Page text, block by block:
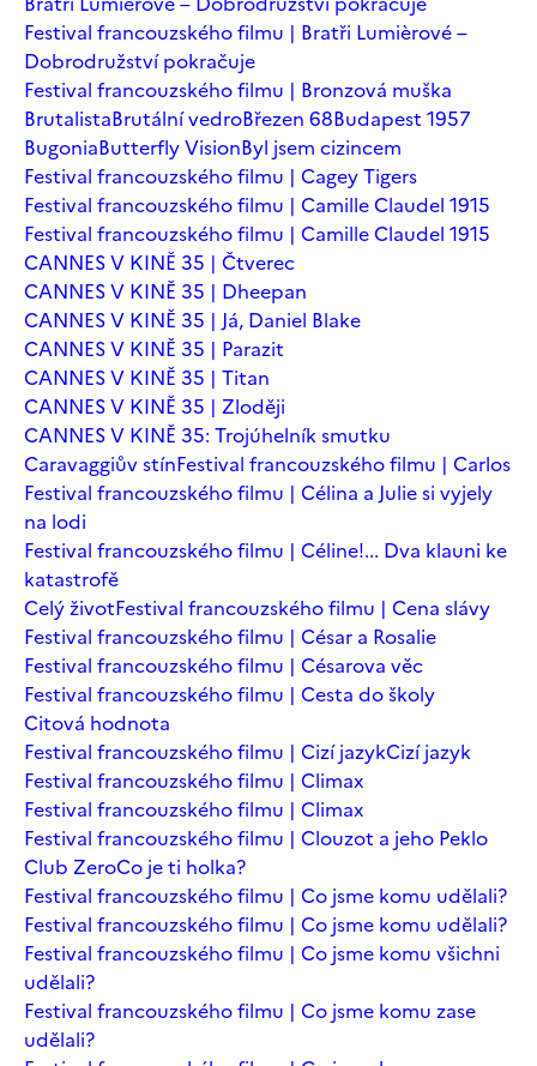
Festival francouzského filmu | Bratři Lumièrové –
Dobrodružství pokračuje
Festival francouzského filmu | Bronzová muška
BrutalistaBrutální vedroBřezen 68Budapest 1957
BugoniaButterfly VisionByl jsem cizincem
Festival francouzského filmu | Cagey Tigers
Festival francouzského filmu | Camille Claudel 1915
Festival francouzského filmu | Camille Claudel 1915
CANNES V KINĚ 35 | Čtverec
CANNES V KINĚ 35 | Dheepan
CANNES V KINĚ 35 | Já, Daniel Blake
CANNES V KINĚ 35 | Parazit
CANNES V KINĚ 35 | Titan
CANNES V KINĚ 35 | Zloději
CANNES V KINĚ 35: Trojúhelník smutku
Caravaggiův stínFestival francouzského filmu | Carlos
Festival francouzského filmu | Célina a Julie si vyjely
na lodi
Festival francouzského filmu | Céline!... Dva klauni ke
katastrofě
Celý životFestival francouzského filmu | Cena slávy
Festival francouzského filmu | César a Rosalie
Festival francouzského filmu | Césarova věc
Festival francouzského filmu | Cesta do školy
Citová hodnota
Festival francouzského filmu | Cizí jazykCizí jazyk
Festival francouzského filmu | Climax
Festival francouzského filmu | Climax
Festival francouzského filmu | Clouzot a jeho Peklo
Club ZeroCo je ti holka?
Festival francouzského filmu | Co jsme komu udělali?
Festival francouzského filmu | Co jsme komu udělali?
Festival francouzského filmu | Co jsme komu všichni
udělali?
Festival francouzského filmu | Co jsme komu zase
udělali?